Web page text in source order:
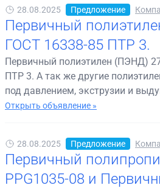
28.08.2025 Предложение
Первичный
ГОСТ 16338-85 ПТР 3.
Первичный полиэтилен (ПЭНД)
ПТР 3. А так же другие
под давлением, экструзии и
Открыть объявление »
28.08.2025 Предложение
Первичный
PPG1035-08 и